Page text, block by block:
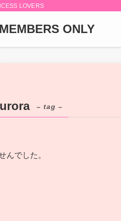
LOVERS
ONLY
– tag –
んでした。